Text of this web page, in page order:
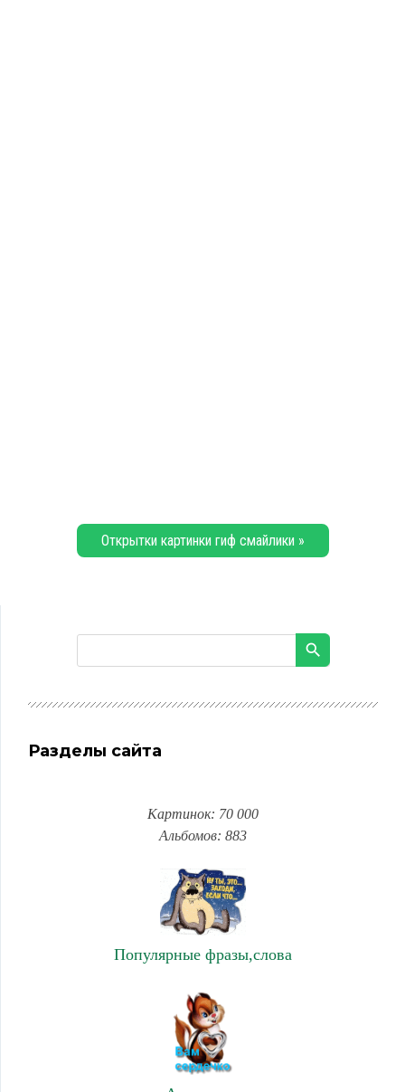
Открытки картинки гиф смайлики »
Разделы сайта
Картинок: 70 000
Альбомов: 883
Популярные фразы,слова